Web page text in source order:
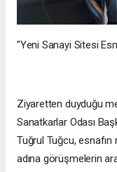
"Yeni Sanayi Sitesi
Ziyaretten duyduğu
Sanatkarlar Odası
Tuğrul Tuğcu, esnafın
adına görüşmelerin